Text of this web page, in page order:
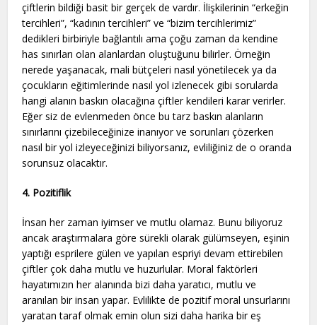
çiftlerin bildiği basit bir gerçek de vardır. İlişkilerinin “erkeğin
tercihleri”, “kadının tercihleri” ve “bizim tercihlerimiz”
dedikleri birbiriyle bağlantılı ama çoğu zaman da kendine
has sınırları olan alanlardan oluştuğunu bilirler. Örneğin
nerede yaşanacak, mali bütçeleri nasıl yönetilecek ya da
çocukların eğitimlerinde nasıl yol izlenecek gibi sorularda
hangi alanın baskın olacağına çiftler kendileri karar verirler.
Eğer siz de evlenmeden önce bu tarz baskın alanların
sınırlarını çizebileceğinize inanıyor ve sorunları çözerken
nasıl bir yol izleyeceğinizi biliyorsanız, evliliğiniz de o oranda
sorunsuz olacaktır.
4. Pozitiflik
İnsan her zaman iyimser ve mutlu olamaz. Bunu biliyoruz
ancak araştırmalara göre sürekli olarak gülümseyen, eşinin
yaptığı esprilere gülen ve yapılan espriyi devam ettirebilen
çiftler çok daha mutlu ve huzurlular. Moral faktörleri
hayatımızın her alanında bizi daha yaratıcı, mutlu ve
aranılan bir insan yapar. Evlilikte de pozitif moral unsurlarını
yaratan taraf olmak emin olun sizi daha harika bir eş